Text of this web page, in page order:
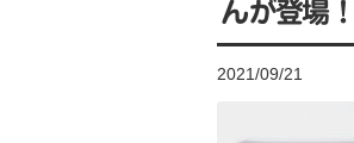
んが登場！
2021/09/21